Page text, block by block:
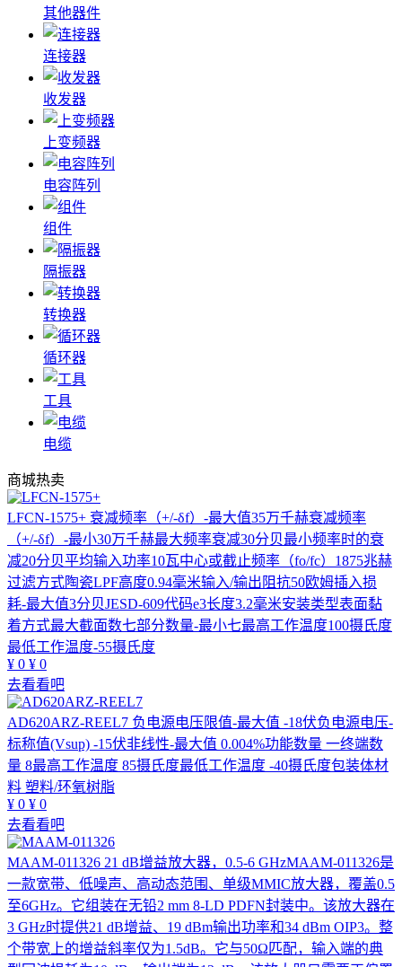
其他器件
连接器
收发器
上变频器
电容阵列
组件
隔振器
转换器
循环器
工具
电缆
商城热卖
LFCN-1575+ 衰减频率（+/-δf）-最大值35万千赫衰减频率
（+/-δf）-最小30万千赫最大频率衰减30分贝最小频率时的衰
减20分贝平均输入功率10瓦中心或截止频率（fo/fc）1875兆赫
过滤方式陶瓷LPF高度0.94毫米输入/输出阻抗50欧姆插入损
耗-最大值3分贝JESD-609代码e3长度3.2毫米安装类型表面黏
着方式最大截面数七部分数量-最小七最高工作温度100摄氏度
最低工作温度-55摄氏度
¥ 0 ¥ 0
去看看吧
AD620ARZ-REEL7 负电源电压限值-最大值 -18伏负电源电压-
标称值(Vsup) -15伏非线性-最大值 0.004%功能数量 一终端数
量 8最高工作温度 85摄氏度最低工作温度 -40摄氏度包装体材
料 塑料/环氧树脂
¥ 0 ¥ 0
去看看吧
MAAM-011326 21 dB增益放大器，0.5-6 GHzMAAM-011326是
一款宽带、低噪声、高动态范围、单级MMIC放大器，覆盖0.5
至6GHz。它组装在无铅2 mm 8-LD PDFN封装中。该放大器在
3 GHz时提供21 dB增益、19 dBm输出功率和34 dBm OIP3。整
个带宽上的增益斜率仅为1.5dB。它与50Ω匹配，输入端的典